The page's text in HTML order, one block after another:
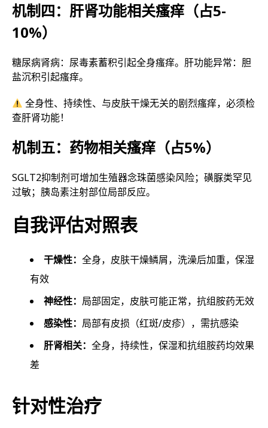
机制四：肝肾功能相关瘙痒（占5-
10%）
糖尿病肾病：尿毒素蓄积引起全身瘙痒。肝功能异常：胆
盐沉积引起瘙痒。
全身性、持续性、与皮肤干燥无关的剧烈瘙痒，必须检
查肝肾功能！
机制五：药物相关瘙痒（占5%）
SGLT2抑制剂可增加生殖器念珠菌感染风险；磺脲类罕见
过敏；胰岛素注射部位局部反应。
自我评估对照表
干燥性： 全身，皮肤干燥鳞屑，洗澡后加重，保湿
有效
神经性： 局部固定，皮肤可能正常，抗组胺药无效
感染性： 局部有皮损（红斑/皮疹），需抗感染
肝肾相关： 全身，持续性，保湿和抗组胺药均效果
差
针对性治疗